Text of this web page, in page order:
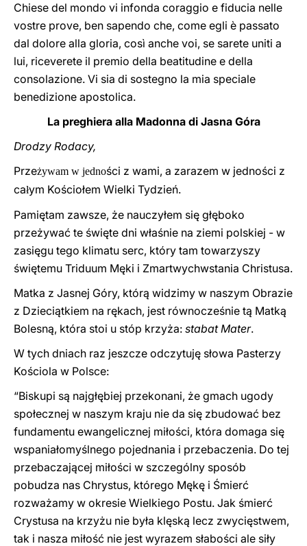
Chiese del mondo vi infonda coraggio e fiducia nelle
vostre prove, ben sapendo che, come egli è passato
dal dolore alla gloria, così anche voi, se sarete uniti a
lui, riceverete il premio della beatitudine e della
consolazione. Vi sia di sostegno la mia speciale
benedizione apostolica.
La preghiera alla Madonna di Jasna Góra
Drodzy Rodacy,
Przeżywam w jedności z wami, a zarazem w jedności z
całym Kościołem Wielki Tydzień.
Pamiętam zawsze, że nauczyłem się głęboko
przeżywać te święte dni właśnie na ziemi polskiej - w
zasięgu tego klimatu serc, który tam towarzyszy
świętemu Triduum Męki i Zmartwychwstania Christusa.
Matka z Jasnej Góry, którą widzimy w naszym Obrazie
z Dzieciątkiem na rękach, jest równocześnie tą Matką
Bolesną, która stoi u stóp krzyża: stabat Mater.
W tych dniach raz jeszcze odczytuję słowa Pasterzy
Kościola w Polsce:
“Biskupi są najgłębiej przekonani, że gmach ugody
społecznej w naszym kraju nie da się zbudować bez
fundamentu ewangelicznej miłości, która domaga się
wspaniałomyślnego pojednania i przebaczenia. Do tej
przebaczającej miłości w szczególny sposób
pobudza nas Chrystus, którego Mękę i Śmierć
rozważamy w okresie Wielkiego Postu. Jak śmierć
Crystusa na krzyżu nie była klęską lecz zwycięstwem,
tak i nasza miłość nie jest wyrazem słabości ale siły